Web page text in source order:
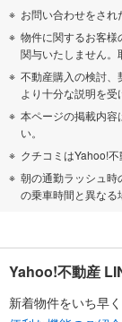
お問い合わせをされ
物件に関するお客様
関与いたしません。
不動産購入の検討、
より十分な説明を受
本ページの掲載内容
い。
クチコミはYahoo!
朝の通勤ラッシュ
の乗車時間と異なる
Yahoo!不動産
新着物件をいち早